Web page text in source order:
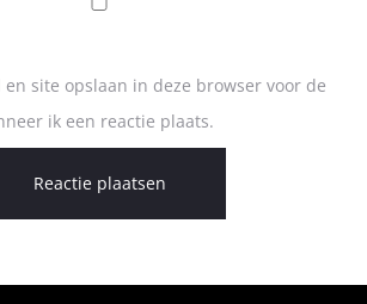
site opslaan in deze browser voor de
ik een reactie plaats.